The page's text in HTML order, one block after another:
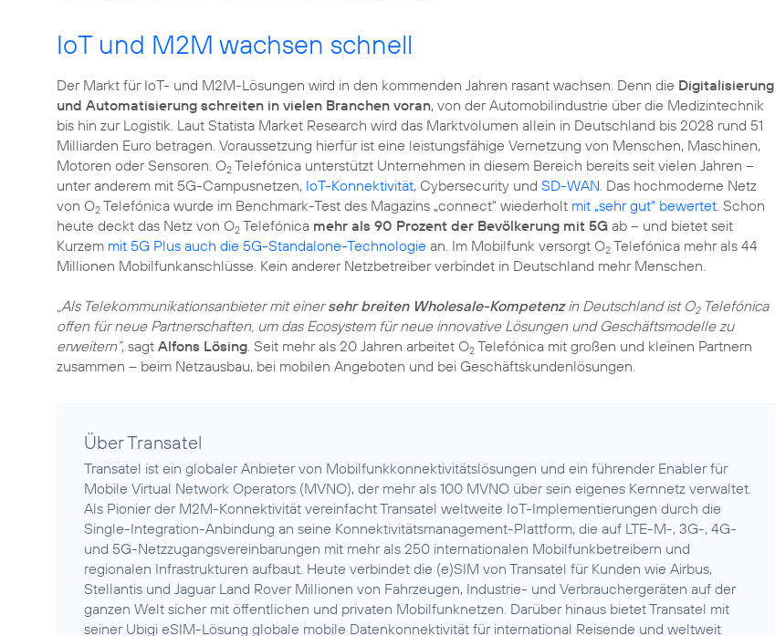
IoT und M2M wachsen schnell
Der Markt für IoT- und M2M-Lösungen wird in den kommenden Jahren rasant wachsen. Denn die Digitalisierung
und Automatisierung schreiten in vielen Branchen voran, von der Automobilindustrie über die Medizintechnik
bis hin zur Logistik. Laut Statista Market Research wird das Marktvolumen allein in Deutschland bis 2028 rund 51
Milliarden Euro betragen. Voraussetzung hierfür ist eine leistungsfähige Vernetzung von Menschen, Maschinen,
Motoren oder Sensoren. O2 Telefónica unterstützt Unternehmen in diesem Bereich bereits seit vielen Jahren –
unter anderem mit 5G-Campusnetzen, IoT-Konnektivität, Cybersecurity und SD-WAN . Das hochmoderne Netz
von O2 Telefónica wurde im Benchmark-Test des Magazins „connect“ wiederholt mit „sehr gut“ bewertet . Schon
heute deckt das Netz von O2 Telefónica mehr als 90 Prozent der Bevölkerung mit 5G ab – und bietet seit
Kurzem mit 5G Plus auch die 5G-Standalone-Technologie an. Im Mobilfunk versorgt O2 Telefónica mehr als 44
Millionen Mobilfunkanschlüsse. Kein anderer Netzbetreiber verbindet in Deutschland mehr Menschen.
„Als Telekommunikationsanbieter mit einersehr breiten Wholesale-Kompetenzin Deutschland ist O2Telefónica
offen für neue Partnerschaften, um das Ecosystem für neue innovative Lösungen und Geschäftsmodelle zu
erweitern“, sagt Alfons Lösing . Seit mehr als 20 Jahren arbeitet O2 Telefónica mit großen und kleinen Partnern
zusammen – beim Netzausbau, bei mobilen Angeboten und bei Geschäftskundenlösungen.
Über Transatel
Transatel ist ein globaler Anbieter von Mobilfunkkonnektivitätslösungen und ein führender Enabler für
Mobile Virtual Network Operators (MVNO), der mehr als 100 MVNO über sein eigenes Kernnetz verwaltet.
Als Pionier der M2M-Konnektivität vereinfacht Transatel weltweite IoT-Implementierungen durch die
Single-Integration-Anbindung an seine Konnektivitätsmanagement-Plattform, die auf LTE-M-, 3G-, 4G-
und 5G-Netzzugangsvereinbarungen mit mehr als 250 internationalen Mobilfunkbetreibern und
regionalen Infrastrukturen aufbaut. Heute verbindet die (e)SIM von Transatel für Kunden wie Airbus,
Stellantis und Jaguar Land Rover Millionen von Fahrzeugen, Industrie- und Verbrauchergeräten auf der
ganzen Welt sicher mit öffentlichen und privaten Mobilfunknetzen. Darüber hinaus bietet Transatel mit
seiner Ubigi eSIM-Lösung globale mobile Datenkonnektivität für international Reisende und weltweit